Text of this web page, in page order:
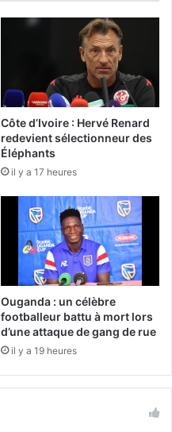
Côte d’Ivoire : Hervé Renard
redevient sélectionneur des
Éléphants
il y a 17 heures
Ouganda : un célèbre
footballeur battu à mort lors
d’une attaque de gang de rue
il y a 19 heures